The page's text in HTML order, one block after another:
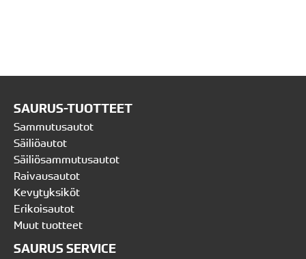
SAURUS-TUOTTEET
Sammutusautot
Säiliöautot
Säiliösammutusautot
Raivausautot
Kevytyksiköt
Erikoisautot
Muut tuotteet
SAURUS SERVICE